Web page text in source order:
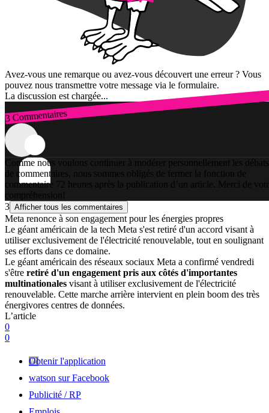
Avez-vous une remarque ou avez-vous découvert une erreur ? Vous
pouvez nous transmettre votre message via le formulaire.
La discussion est chargée...
3 Commentaires
Connexion
Comme nous voulons continuer à modérer personnellement les débats
de commentaires, nous sommes obligés de fermer la fonction de
commentaire 72 heures après la publication d’un article. Merci de
compréhension!
3 Afficher tous les commentaires
Meta renonce à son engagement pour les énergies propres
Le géant américain de la tech Meta s'est retiré d'un accord visant à
utiliser exclusivement de l'électricité renouvelable, tout en soulignant
ses efforts dans ce domaine.
Le géant américain des réseaux sociaux Meta a confirmé vendredi
s'être retiré d'un engagement pris aux côtés d'importantes
multinationales visant à utiliser exclusivement de l'électricité
renouvelable. Cette marche arrière intervient en plein boom des très
énergivores centres de données.
L’article
0
0
Obtenir l'application
watson sur Facebook
Publicité / RP